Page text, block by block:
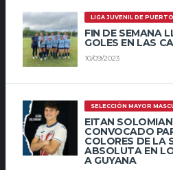
LIGA JUVENIL DE
FIN DE SEMANA
GOLES EN LAS
10/09/2023
SELECCIÓN MAYOR
EITAN
CONVOCADO
COLORES DE LA
ABSOLUTA EN
A GUYANA